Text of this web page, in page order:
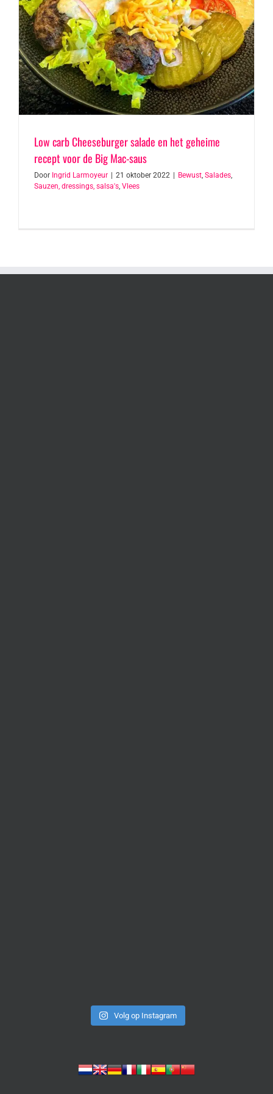
Low carb Cheeseburger salade en het geheime
recept voor de Big Mac-saus
Door Ingrid Larmoyeur 21 oktober 2022 Bewust, Salades,
Sauzen, dressings, salsa's, Vlees
Volg op Instagram